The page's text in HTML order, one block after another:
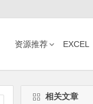
资源推荐 EXCEL
相关文章